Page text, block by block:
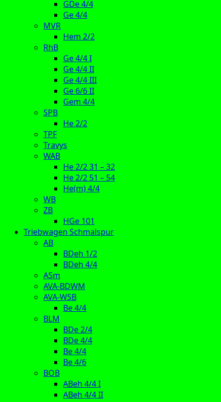
GDe 4/4
Ge 4/4
MVR
Hem 2/2
RhB
Ge 4/4 I
Ge 4/4 II
Ge 4/4 III
Ge 6/6 II
Gem 4/4
SPB
He 2/2
TPF
Travys
WAB
He 2/2 31 – 32
He 2/2 51 – 54
He(m) 4/4
WB
ZB
HGe 101
Triebwagen Schmalspur
AB
BDeh 1/2
BDeh 4/4
ASm
AVA-BDWM
AVA-WSB
Be 4/4
BLM
BDe 2/4
BDe 4/4
Be 4/4
Be 4/6
BOB
ABeh 4/4 I
ABeh 4/4 II